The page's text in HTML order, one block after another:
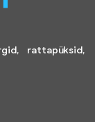
rattapüksid,